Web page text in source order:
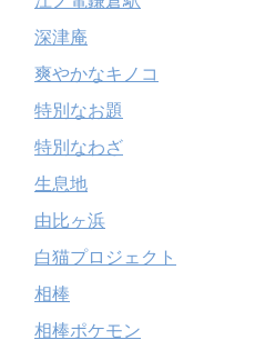
深津庵
爽やかなキノコ
特別なお題
特別なわざ
生息地
由比ヶ浜
白猫プロジェクト
相棒
相棒ポケモン